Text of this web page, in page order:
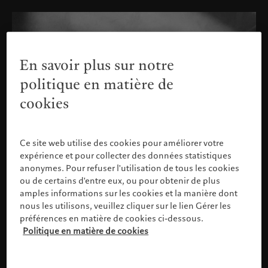
Veuillez confirmer votre profil
En savoir plus sur notre
politique en matière de
cookies
Ce site web utilise des cookies pour améliorer votre
expérience et pour collecter des données statistiques
anonymes. Pour refuser l'utilisation de tous les cookies
ou de certains d'entre eux, ou pour obtenir de plus
amples informations sur les cookies et la manière dont
nous les utilisons, veuillez cliquer sur le lien Gérer les
préférences en matière de cookies ci-dessous.
Politique en matière de cookies